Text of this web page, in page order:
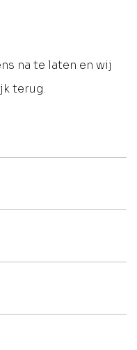
na te laten en wij
terug.